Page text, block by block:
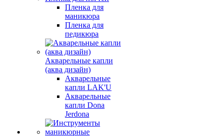
Пленка для
маникюра
Пленка для
педикюра
Акварельные капли
(аква дизайн)
Акварельные
капли LAK'U
Акварельные
капли Dona
Jerdona